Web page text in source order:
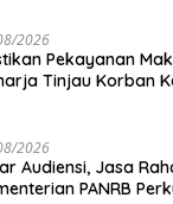
2026
Pekayanan
Tinjau Korban
2026
Audiensi, Jasa
PANRB